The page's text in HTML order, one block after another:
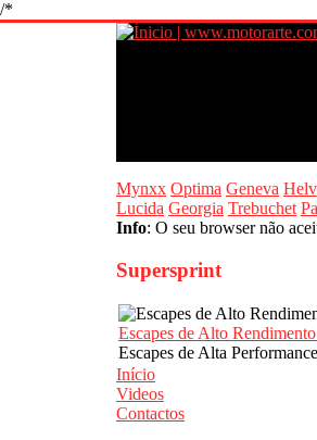
/*
Mynxx Optima Geneva
Lucida Georgia Trebuchet
Info: O seu browser não
Supersprint
Escapes de Alto
Escapes de Alta
Início
Videos
Contactos